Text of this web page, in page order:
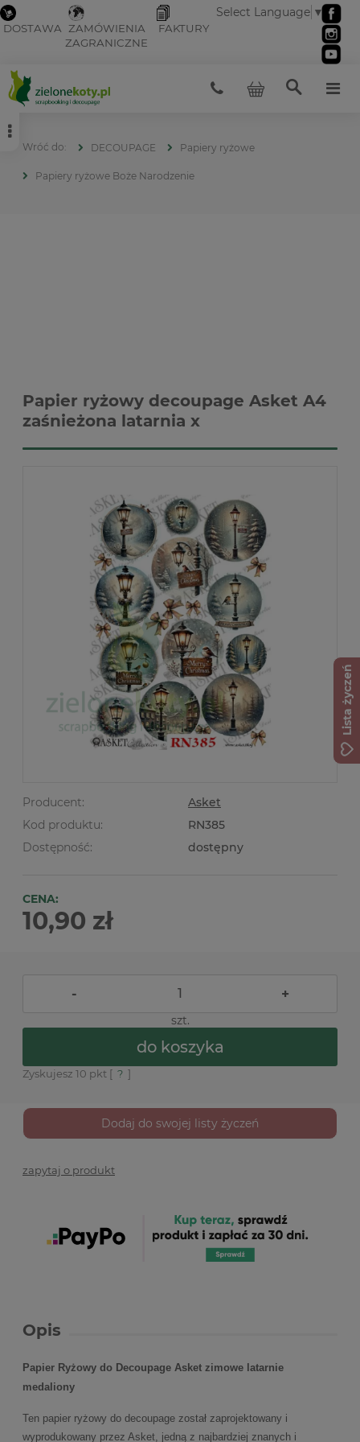
DOSTAWA ZAMÓWIENIA
ZAGRANICZNE
FAKTURY
Select Language ▼
DECOUPAGE Papiery ryżowe
Papiery ryżowe Boże Narodzenie
Papier ryżowy decoupage Asket A4
zaśnieżona latarnia x
Producent:
Asket
Kod produktu:
RN385
Dostępność:
dostępny
CENA:
10,90 zł
- +
szt.
do koszyka
Zyskujesz 10 pkt [ ? ]
Dodaj do swojej listy życzeń
zapytaj o produkt
Opis
Papier Ryżowy do Decoupage Asket zimowe latarnie
medaliony
Ten papier ryżowy do decoupage został zaprojektowany i
wyprodukowany przez Asket, jedną z najbardziej znanych i
Lista życzeń